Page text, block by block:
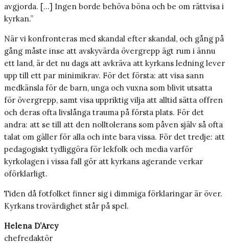
avgjorda. […] Ingen borde behöva böna och be om rättvisa i
kyrkan.”
När vi konfronteras med skandal efter skandal, och gång på
gång måste inse att avskyvärda övergrepp ägt rum i ännu
ett land, är det nu dags att avkräva att kyrkans ledning lever
upp till ett par minimikrav. För det första: att visa sann
medkänsla för de barn, unga och vuxna som blivit utsatta
för övergrepp, samt visa uppriktig vilja att alltid sätta offren
och deras ofta livslånga trauma på första plats. För det
andra: att se till att den nolltolerans som påven själv så ofta
talat om gäller för alla och inte bara vissa. För det tredje: att
pedagogiskt tydliggöra för lekfolk och media varför
kyrkolagen i vissa fall gör att kyrkans agerande verkar
oförklarligt.
Tiden då fotfolket finner sig i dimmiga förklaringar är över.
Kyrkans trovärdighet står på spel.
Helena D’Arcy
chefredaktör